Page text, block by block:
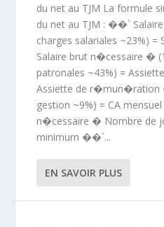
du net au TJM La formule
du net au TJM : ��`
charges salariales ~23%)
Salaire brut n�cessaire �
patronales ~43%) =
Assiette de
gestion ~9%) = CA
n�cessaire � Nombre de
minimum ��`...
EN SAVOIR PLUS